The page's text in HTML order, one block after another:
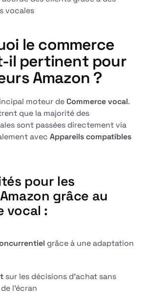
vocales
le commerce
il pertinent pour
Amazon ?
moteur deCommerce vocal.
que la majorité des
sont passées directement via
avecAppareils compatibles
pour les
grâce au
vocal :
grâce à une adaptation
sur les décisions d'achat sans
l'écran